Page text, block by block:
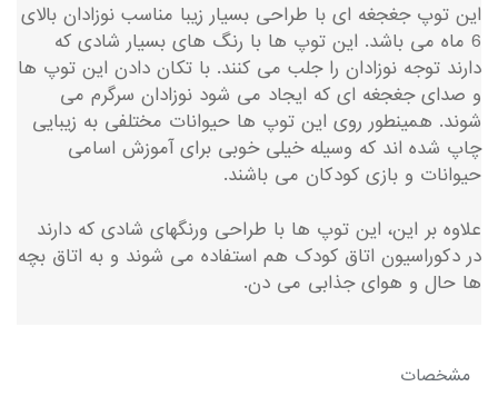
این توپ جغجغه ای با طراحی بسیار زیبا مناسب نوزادان بالای
6 ماه می باشد. این توپ ها با رنگ های بسیار شادی که
دارند توجه نوزادان را جلب می کنند. با تکان دادن این توپ ها
و صدای جغجغه ای که ایجاد می شود نوزادان سرگرم می
شوند. همینطور روی این توپ ها حیوانات مختلفی به زیبایی
چاپ شده اند که وسیله خیلی خوبی برای آموزش اسامی
حیوانات و بازی کودکان می باشند.
علاوه بر این، این توپ ها با طراحی ورنگهای شادی که دارند
در دکوراسیون اتاق کودک هم استفاده می شوند و به اتاق بچه
ها حال و هوای جذابی می دن.
مشخصات